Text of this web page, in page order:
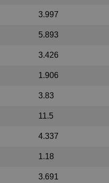
3.997
5.893
3.426
1.906
3.83
11.5
4.337
1.18
3.691